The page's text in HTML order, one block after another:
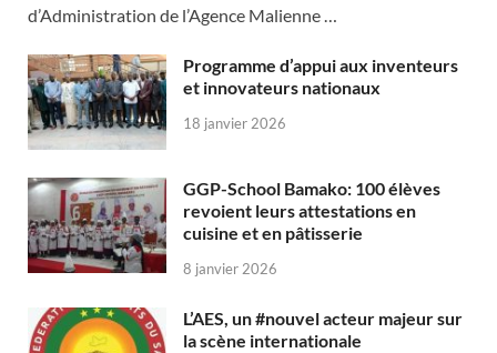
d’Administration de l’Agence Malienne …
Programme d’appui aux inventeurs
et innovateurs nationaux
18 janvier 2026
GGP-School Bamako: 100 élèves
revoient leurs attestations en
cuisine et en pâtisserie
8 janvier 2026
L’AES, un #nouvel acteur majeur sur
la scène internationale